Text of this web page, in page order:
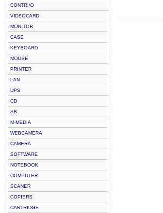
CONTRI/O
VIDEOCARD
MONITOR
CASE
KEYBOARD
MOUSE
PRINTER
LAN
UPS
CD
SB
M-MEDIA
WEBCAMERA
CAMERA
SOFTWARE
NOTEBOOK
COMPUTER
SCANER
COPIERS
CARTRIDGE